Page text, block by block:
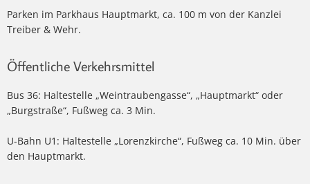
Parken im Parkhaus Hauptmarkt, ca. 100 m von der Kanzlei
Treiber & Wehr.
Öffentliche Verkehrsmittel
Bus 36: Haltestelle „Weintraubengasse“, „Hauptmarkt“ oder
„Burgstraße“, Fußweg ca. 3 Min.
U-Bahn U1: Haltestelle „Lorenzkirche“, Fußweg ca. 10 Min. über
den Hauptmarkt.